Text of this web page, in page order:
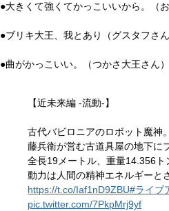
●大きくて強くてかっこいいから。（お
●ブリキ大王、我とあり（グスタフさん
●曲がかっこいい。（つかさ大王さん）
【近未来編 -流動-】
古代バビロニアのロボット魔神。
藤兵衛が営む古道具屋の地下に
全長19メートル、重量14.356ト
動力は人間の精神エネルギーと
https://t.co/Iaf1nD9ZBU#ライブ
pic.twitter.com/7PkpMrj9yf